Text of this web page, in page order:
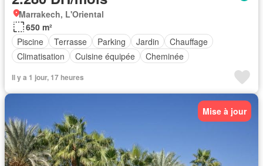
Marrakech, L'Oriental
650 m²
Piscine
Terrasse Parking Jardin
Chauffage
Climatisation
Cuisine équipée Cheminée
Il y a 1 jour, 17 heures
Mise à jour